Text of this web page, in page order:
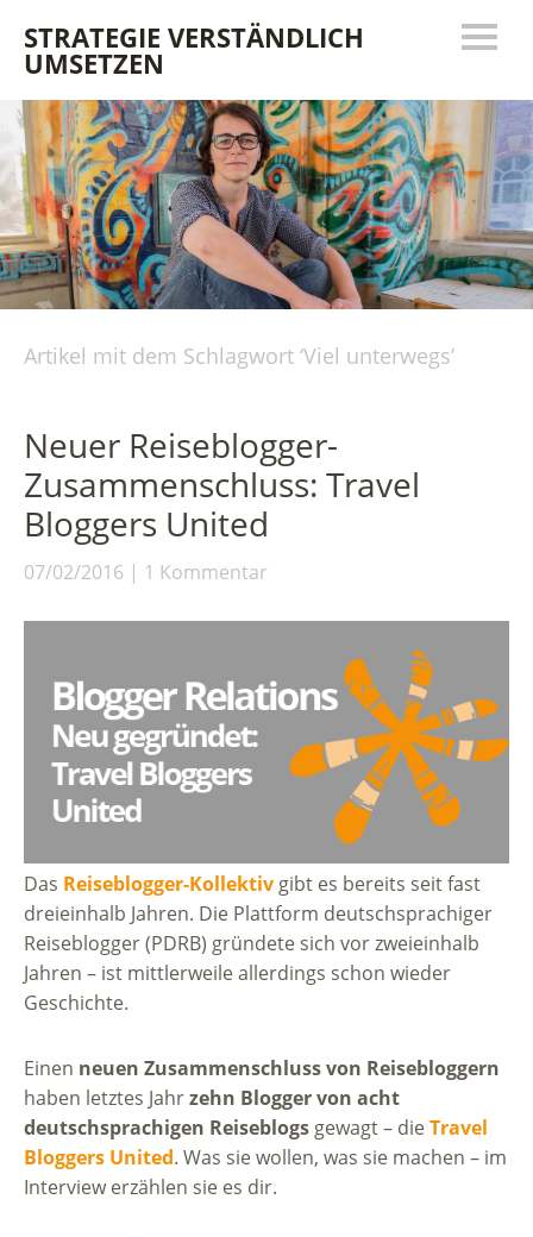
STRATEGIE VERSTÄNDLICH
UMSETZEN
Artikel mit dem Schlagwort ‘Viel unterwegs’
Neuer Reiseblogger-
Zusammenschluss: Travel
Bloggers United
07/02/2016 1 Kommentar
Das Reiseblogger-Kollektiv gibt es bereits seit fast
dreieinhalb Jahren. Die Plattform deutschsprachiger
Reiseblogger (PDRB) gründete sich vor zweieinhalb
Jahren – ist mittlerweile allerdings schon wieder
Geschichte.
Einen neuen Zusammenschluss von Reisebloggern
haben letztes Jahrzehn Blogger von acht
deutschsprachigen Reiseblogs gewagt – dieTravel
Bloggers United. Was sie wollen, was sie machen – im
Interview erzählen sie es dir.